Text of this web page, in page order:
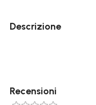
Descrizione
Recensioni